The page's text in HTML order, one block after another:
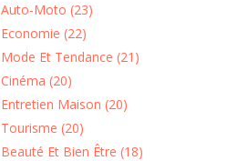
Auto-Moto (23)
Economie (22)
Mode Et Tendance (21)
Cinéma (20)
Entretien Maison (20)
Tourisme (20)
Beauté Et Bien Être (18)